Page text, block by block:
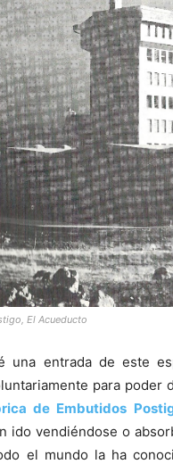
El Acueducto
una entrada de este
para poder
de Embutidos
ido vendiéndose o
el mundo la ha